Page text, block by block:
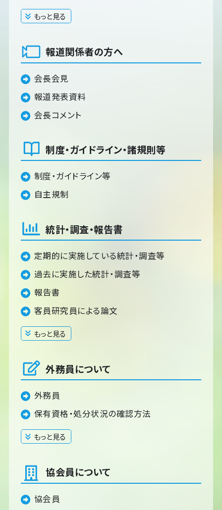
もっと見る
閉じる
報道関係者の方へ
会長会見
報道発表資料
会長コメント
制度・ガイドライン・諸規則等
制度・ガイドライン等
自主規制
統計・調査・報告書
定期的に実施している統計・調査等
過去に実施した統計・調査等
報告書
客員研究員による論文
もっと見る
閉じる
外務員について
外務員
保有資格・処分状況の確認方法
もっと見る
閉じる
協会員について
協会員